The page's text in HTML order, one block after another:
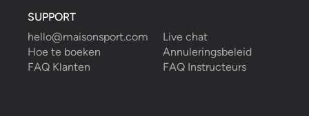
SUPPORT
hello@maisonsport.com
Live chat
Hoe te boeken
Annuleringsbeleid
FAQ Klanten
FAQ Instructeurs